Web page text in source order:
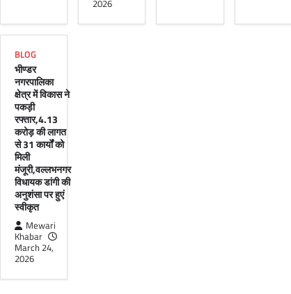
2026
BLOG
भीण्डर
नगरपालिका
क्षेत्र में विकास ने
पकड़ी
रफ्तार,4.13
करोड़ की लागत
से 31 कार्यों को
मिली
मंजूरी,वल्लभनगर
विधायक डांगी की
अनुशंसा पर हुएं
स्वीकृत
Mewari
Khabar
March 24,
2026